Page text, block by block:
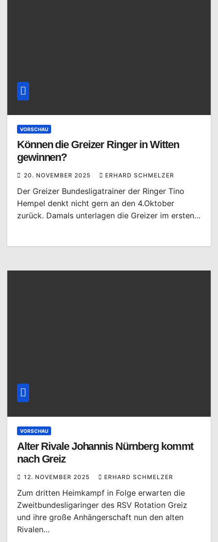
VORSCHAU
Können die Greizer Ringer in Witten
gewinnen?
20. NOVEMBER 2025 ERHARD SCHMELZER
Der Greizer Bundesligatrainer der Ringer Tino
Hempel denkt nicht gern an den 4.Oktober
zurück. Damals unterlagen die Greizer im ersten…
VORSCHAU
Alter Rivale Johannis Nürnberg kommt
nach Greiz
12. NOVEMBER 2025 ERHARD SCHMELZER
Zum dritten Heimkampf in Folge erwarten die
Zweitbundesligaringer des RSV Rotation Greiz
und ihre große Anhängerschaft nun den alten
Rivalen…